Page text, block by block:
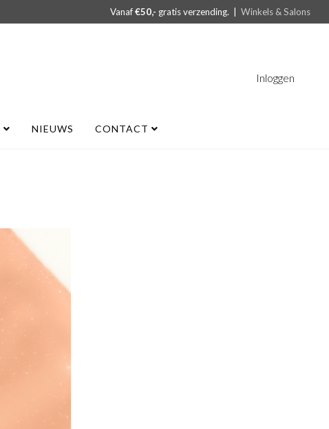
Vanaf€50,- gratis verzending. |Winkels & Salons
Inloggen
NIEUWS CONTACT